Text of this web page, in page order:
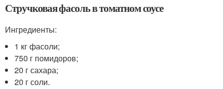
Стручковая фасоль в томатном соусе
Ингредиенты:
1 кг фасоли;
750 г помидоров;
20 г сахара;
20 г соли.